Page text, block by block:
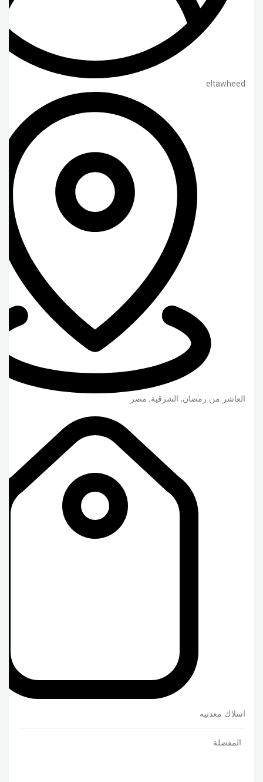
eltawheed
العاشر من رمضان, الشرقية, مصر
اسلاك معدنيه
المفضلة